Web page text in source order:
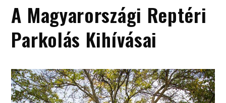
A Magyarországi Reptéri
Parkolás Kihívásai